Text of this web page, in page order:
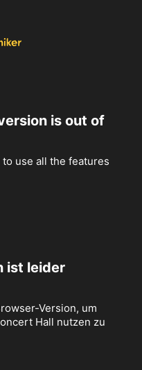
is out of
use all the features
ist leider
Version, um
Hall nutzen zu